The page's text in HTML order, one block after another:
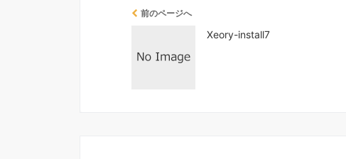
前のページへ
Xeory-install7